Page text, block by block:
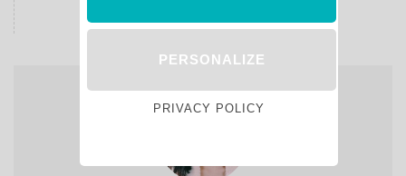
PERSONALIZE
PRIVACY POLICY